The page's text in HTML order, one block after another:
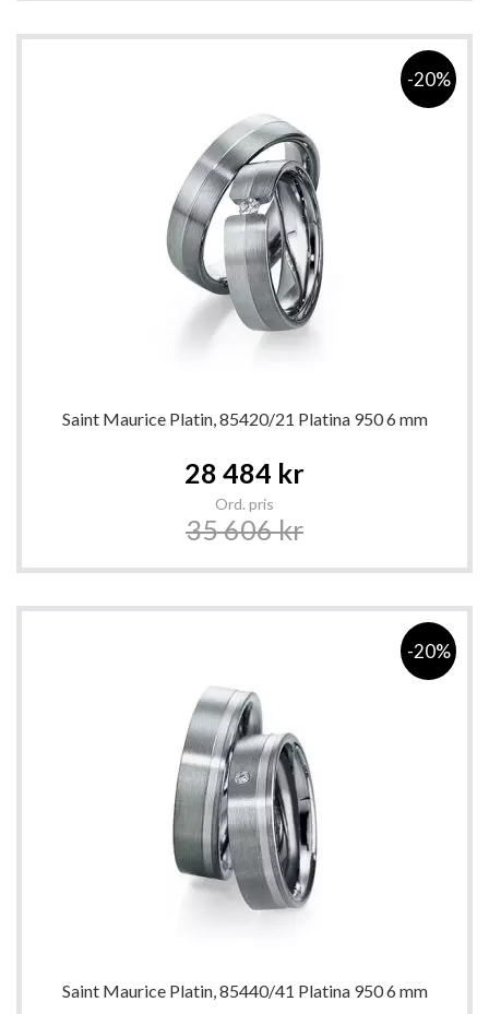
-20%
Saint Maurice Platin, 85420/21 Platina 950 6 mm
28 484 kr
Ord. pris
35 606 kr
-20%
Saint Maurice Platin, 85440/41 Platina 950 6 mm